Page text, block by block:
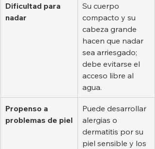
Dificultad para
nadar
Su cuerpo
compacto y su
cabeza grande
hacen que nadar
sea arriesgado;
debe evitarse el
acceso libre al
agua.
Propenso a
problemas de piel
Puede desarrollar
alergias o
dermatitis por su
piel sensible y los